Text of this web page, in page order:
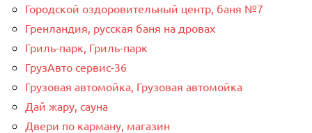
Городской оздоровительный центр, баня №7
Гренландия, русская баня на дровах
Гриль-парк, Гриль-парк
ГрузАвто сервис-36
Грузовая автомойка, Грузовая автомойка
Дай жару, сауна
Двери по карману, магазин